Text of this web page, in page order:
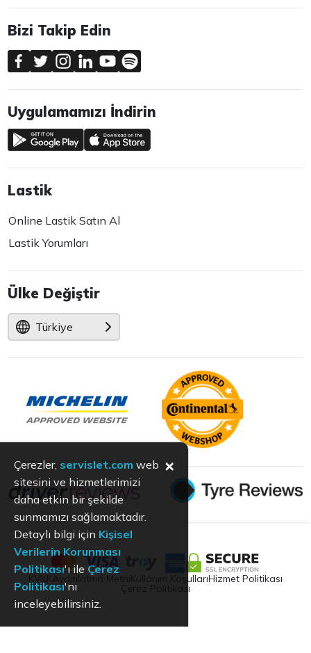
Bizi Takip Edin
Uygulamamızı İndirin
Lastik
Online Lastik Satın Al
Lastik Yorumları
Ülke Değiştir
Türkiye
Aydınlatma Metni Kullanım KoşullarıHizmet Politikası
Çerez Politikası
Çerezler, servislet.com web
sitesini ve hizmetlerimizi
daha etkin bir şekilde
sunmamızı sağlamaktadır.
Detaylı bilgi için Kişisel
Verilerin Korunması
Politikası'ı ile Çerez
Politikası'nı
inceleyebilirsiniz.
×